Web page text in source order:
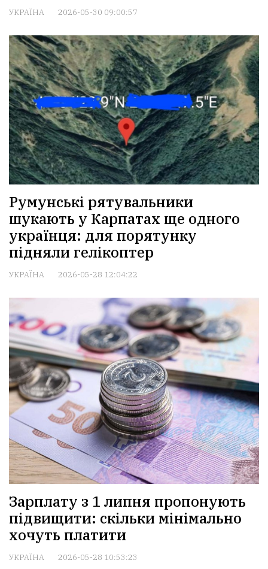
УКРАЇНА 2026-05-30 09:00:57
Румунські рятувальники
шукають у Карпатах ще одного
українця: для порятунку
підняли гелікоптер
УКРАЇНА 2026-05-28 12:04:22
Зарплату з 1 липня пропонують
підвищити: скільки мінімально
хочуть платити
УКРАЇНА 2026-05-28 10:53:23